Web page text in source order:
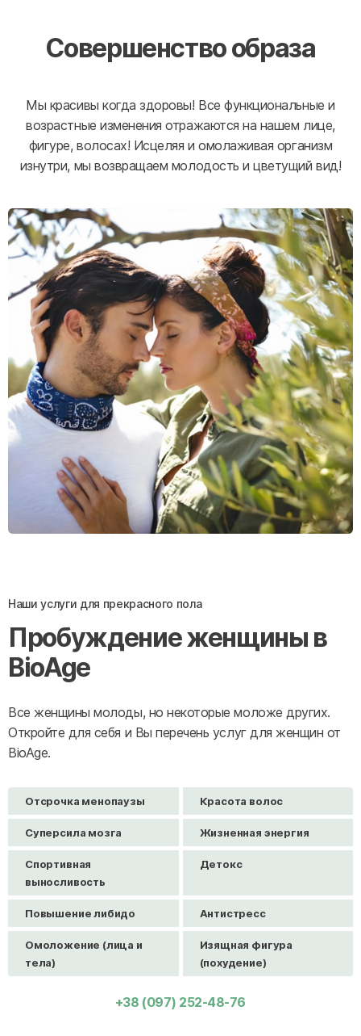
Совершенство образа
Мы красивы когда здоровы! Все функциональные и
возрастные изменения отражаются на нашем лице,
фигуре, волосах! Исцеляя и омолаживая организм
изнутри, мы возвращаем молодость и цветущий вид!
Наши услуги для прекрасного пола
Пробуждение женщины в
BioAge
Все женщины молоды, но некоторые моложе других.
Откройте для себя и Вы перечень услуг для женщин от
BioAge.
Отсрочка менопаузы Красота волос
Суперсила мозга Жизненная энергия
Спортивная
выносливость
Детокс
Повышение либидо Антистресс
Омоложение (лица и
тела)
Изящная фигура
(похудение)
+38 (097) 252-48-76